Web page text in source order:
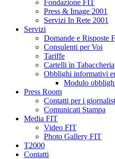
Fondazione FIT
Press & Image 2001
Servizi In Rete 2001
Servizi
Domande e Risposte
Consulenti per Voi
Tariffe
Cartelli in Tabaccheria
Obblighi informativi
Modulo
Press Room
Contatti per i
Comunicati Stampa
Media FIT
Video FIT
Photo Gallery FIT
T2000
Contatti